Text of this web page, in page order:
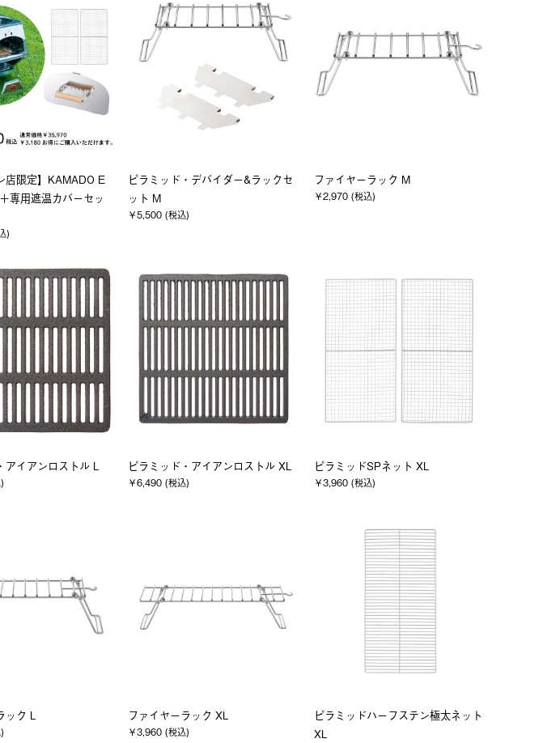
店限定】KAMADO E
専用遮温カバーセッ
)
ピラミッド・デバイダー&ラックセ
ット M
￥5,500 (税込)
ファイヤーラック M
￥2,970 (税込)
アイアンロストル L ピラミッド・アイアンロストル XL
￥6,490 (税込)
ピラミッドSPネット XL
￥3,960 (税込)
ック L ファイヤーラック XL
￥3,960 (税込)
ピラミッドハーフステン極太ネット
XL